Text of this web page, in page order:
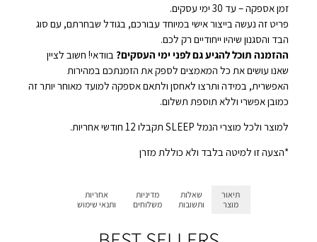
תיאור
מוצר
שאלות
ותשובות
מדיניות
משלוחים
אחריות
ותנאי שימוש
זמן אספקה – עד 30 ימי עסקים.
פריט זה נעשה בייצור אישי במיוחד עבורכם, בגודל שבחרתם, עם סוג
הבד והסגנון שיהיו ייחודיים רק לכם.
ההזמנה תוכל להגיע גם לפני ימי העסקים? בוודאי! חשוב לציין
שאנו עושים את כל המאמצים לספק את הזמנתכם במהירות
האפשרית, במידה ותרצו לאחסן ולתאם אספקה למועד מאוחר יותר זה
כמובן אפשרי וללא תוספת תשלום.
למוצר ולכל מוצרי הנמל SLEEP תקבלו 12 חודשי אחריות.
*הצעה זו למיטה בלבד ולא כוללת מזרן